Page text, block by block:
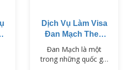
Dịch Vụ Làm Visa
Đan Mạch Theo
Diện Du Lịch -
Công Tác - Thăm
Thân
Đan Mạch là một
trong những quốc gia